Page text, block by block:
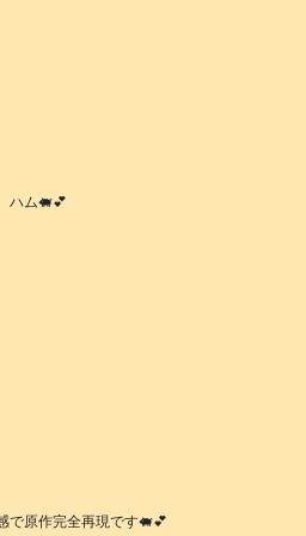
ハム🐖💕
で原作完全再現です🐖💕